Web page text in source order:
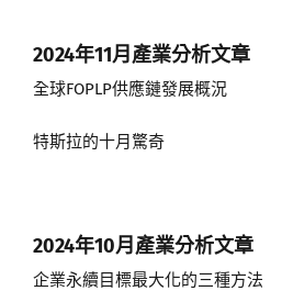
2024年11月 產業分析文章
全球FOPLP供應鏈發展概況
特斯拉的十月驚奇
2024年10月 產業分析文章
企業永續目標最大化的三種方法